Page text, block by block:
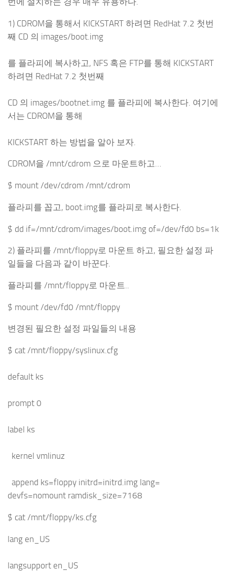
1) CDROM을 통해서 KICKSTART 하려면 RedHat 7.2 첫번
째 CD 의 images/boot.img
를 플라피에 복사하고, NFS 혹은 FTP를 통해 KICKSTART
하려면 RedHat 7.2 첫번째
CD 의 images/bootnet.img 를 플라피에 복사한다. 여기에
서는 CDROM을 통해
KICKSTART 하는 방법을 알아 보자.
CDROM을 /mnt/cdrom 으로 마운트하고…
$ mount /dev/cdrom /mnt/cdrom
플라피를 꼽고, boot.img를 플라피로 복사한다.
$ dd if=/mnt/cdrom/images/boot.img of=/dev/fd0 bs=1k
2) 플라피를 /mnt/floppy로 마운트 하고, 필요한 설정 파
일들을 다음과 같이 바꾼다.
플라피를 /mnt/floppy로 마운트..
$ mount /dev/fd0 /mnt/floppy
변경된 필요한 설정 파일들의 내용
$ cat /mnt/floppy/syslinux.cfg
default ks
prompt 0
label ks
kernel vmlinuz
append ks=floppy initrd=initrd.img lang=
devfs=nomount ramdisk_size=7168
$ cat /mnt/floppy/ks.cfg
lang en_US
langsupport en_US